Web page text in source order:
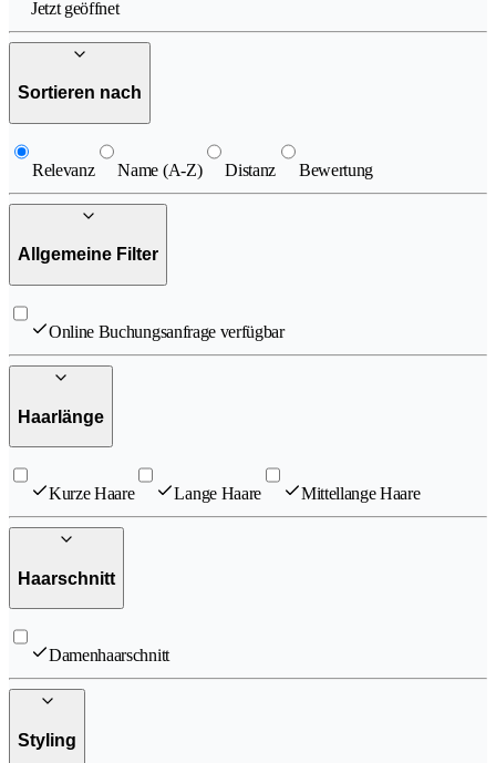
Jetzt geöffnet
Sortieren nach
Relevanz Name (A-Z) Distanz Bewertung
Allgemeine Filter
Online Buchungsanfrage verfügbar
Haarlänge
Kurze Haare Lange Haare Mittellange Haare
Haarschnitt
Damenhaarschnitt
Styling